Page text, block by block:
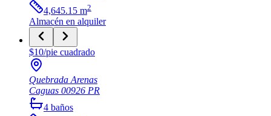
4,645.15 m2
Almacén en alquiler
$10/pie cuadrado
Quebrada Arenas
Caguas 00926 PR
4 baños